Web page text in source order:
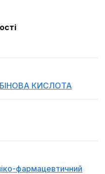
КИСЛОТА
фармацевтичний